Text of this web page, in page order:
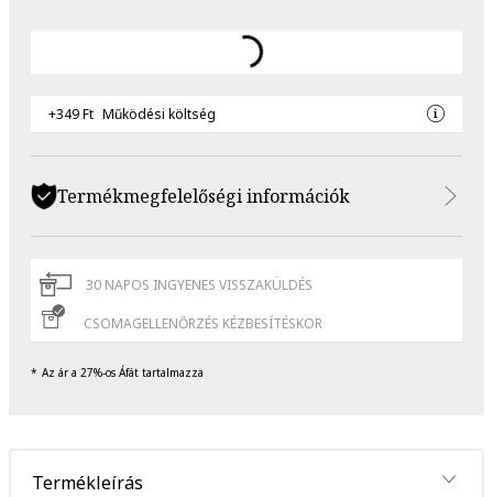
+349 Ft Működési költség
Termékmegfelelőségi információk
30 NAPOS INGYENES VISSZAKÜLDÉS
CSOMAGELLENŐRZÉS KÉZBESÍTÉSKOR
Az ár a 27%-os Áfát tartalmazza
Termékleírás